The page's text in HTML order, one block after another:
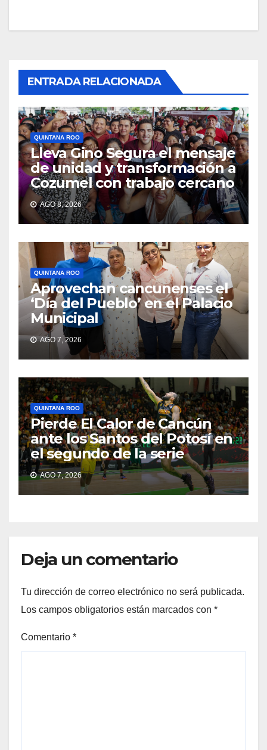
ENTRADA RELACIONADA
QUINTANA ROO
Lleva Gino Segura el mensaje
de unidad y transformación a
Cozumel con trabajo cercano
AGO 8, 2026
QUINTANA ROO
Aprovechan cancunenses el
‘Día del Pueblo’ en el Palacio
Municipal
AGO 7, 2026
QUINTANA ROO
Pierde El Calor de Cancún
ante los Santos del Potosí en
el segundo de la serie
AGO 7, 2026
Deja un comentario
Tu dirección de correo electrónico no será publicada.
Los campos obligatorios están marcados con *
Comentario *